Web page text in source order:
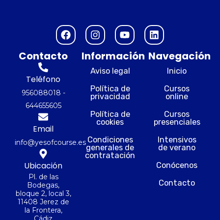
F
a
e
I
n
t
a
r
a
m
Y
o
u
t
u
e
L
i
k
Navegación
Inicio
Cursos
online
Cursos
presenciales
Intensivos
de verano
Conócenos
Contacto
Información
Aviso legal
Política de
privacidad
Política de
cookies
Condiciones
generales de
contratación
Contacto
Teléfono
956088018 -
644655605
Email
info@yesofcourse.es
Ubicación
Pl. de las
Bodegas,
bloque 2, local 3,
11408 Jerez de
la Frontera,